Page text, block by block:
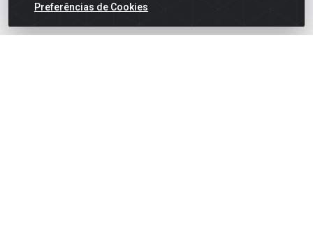
Preferências de Cookies
Formas de Pagamento